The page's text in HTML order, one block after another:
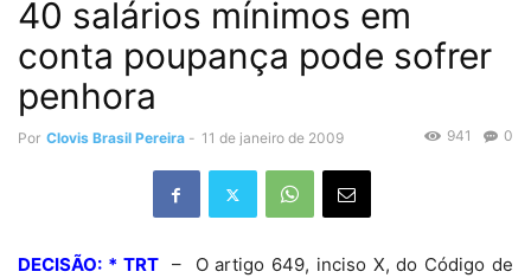
40 salários mínimos em
conta poupança pode sofrer
penhora
Por Clovis Brasil Pereira - 11 de janeiro de 2009 0
941
DECISÃO: * TRT –
O artigo 649, inciso X, do Código de